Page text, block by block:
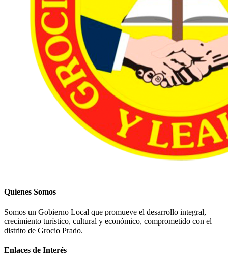
Quienes Somos
Somos un Gobierno Local que promueve el desarrollo integral,
crecimiento turístico, cultural y económico, comprometido con el
distrito de Grocio Prado.
Enlaces de Interés